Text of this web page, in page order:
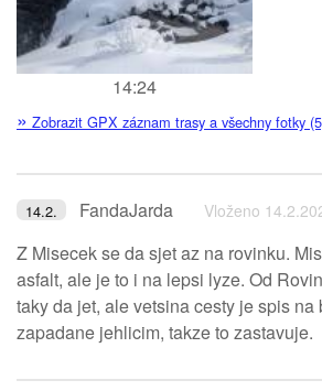
14:24
» Zobrazit GPX záznam trasy a všechny fotky
14.2. FandaJarda Vloženo
Z Misecek se da sjet az na rovinku.
asfalt, ale je to i na lepsi lyze. Od
taky da jet, ale vetsina cesty je spis na
zapadane jehlicim, takze to zastavuje.